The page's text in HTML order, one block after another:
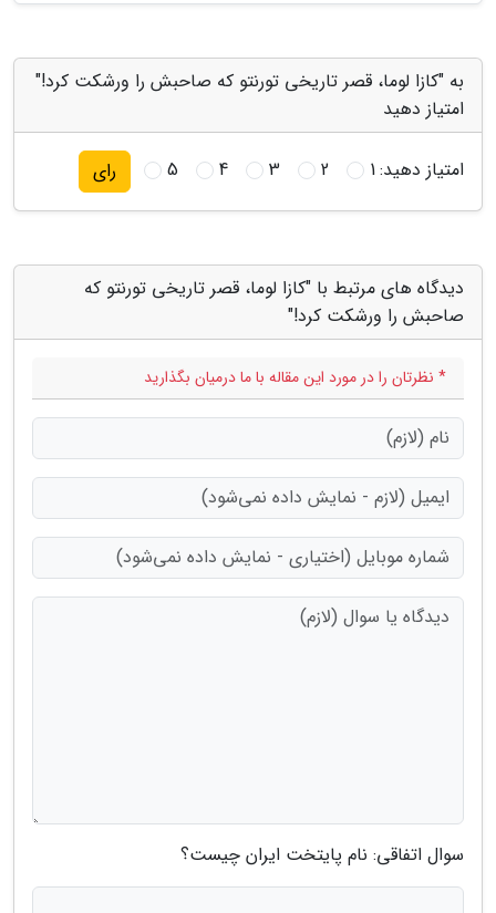
به "کازا لوما، قصر تاریخی تورنتو که صاحبش را ورشکت کرد!"
امتیاز دهید
امتیاز دهید:1
2
3
4
5 رای
دیدگاه های مرتبط با "کازا لوما، قصر تاریخی تورنتو که
صاحبش را ورشکت کرد!"
* نظرتان را در مورد این مقاله با ما درمیان بگذارید
سوال اتفاقی: نام پایتخت ایران چیست؟